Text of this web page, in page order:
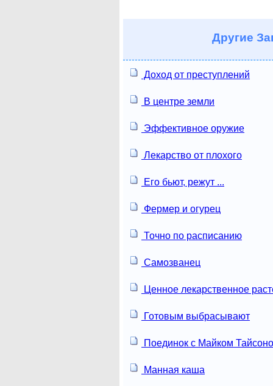
Другие
Доход от преступлений
В центре земли
Эффективное оружие
Лекарство от плохого
Его бьют, режут ...
Фермер и огурец
Точно по расписанию
Самозванец
Ценное лекарственное
Готовым выбрасывают
Поединок с Майком
Манная каша